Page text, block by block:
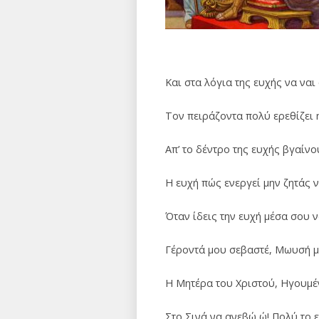
Και στα λόγια της ευχής να
Τον πειράζοντα πολύ ερεθίζει
Απ’ το δέντρο της ευχής
Η ευχή πώς ενεργεί μην ζητάς
Όταν ίδεις την ευχή μέσα σου
Γέροντά μου σεβαστέ, Μωυσή
Η Μητέρα του Χριστού,